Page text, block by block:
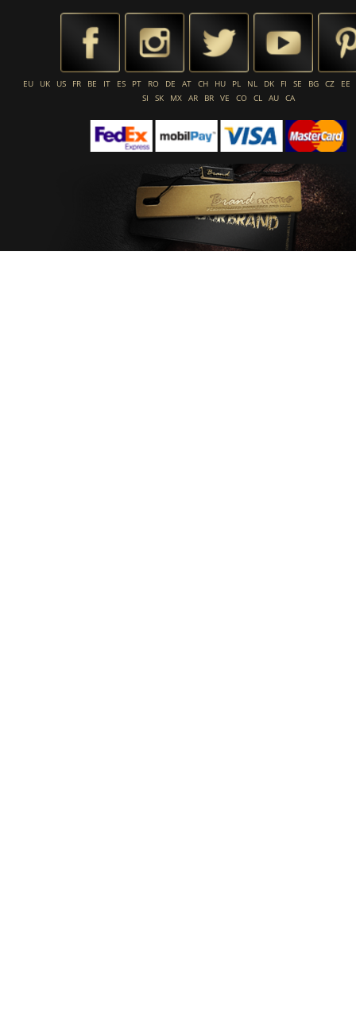
EU UK US FR BE IT ES PT RO DE AT CH HU PL NL DK FI SE BG CZ
EE
SI
SK MX AR BR VE CO CL AU CA